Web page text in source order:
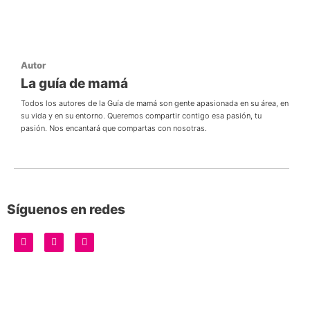
Autor
La guía de mamá
Todos los autores de la Guía de mamá son gente apasionada en su área, en
su vida y en su entorno. Queremos compartir contigo esa pasión, tu
pasión. Nos encantará que compartas con nosotras.
Síguenos en redes